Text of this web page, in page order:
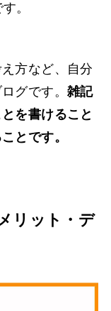
。
方など、自分
グです。 雑記
を書けること
とです。
リット・デ